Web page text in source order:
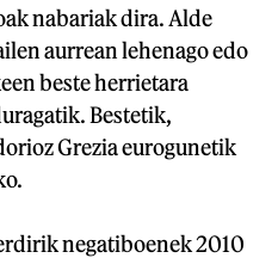
nabariak dira. Alde
aurrean lehenago edo
beste herrietara
Bestetik,
Grezia eurogunetik
negatiboenek 2010